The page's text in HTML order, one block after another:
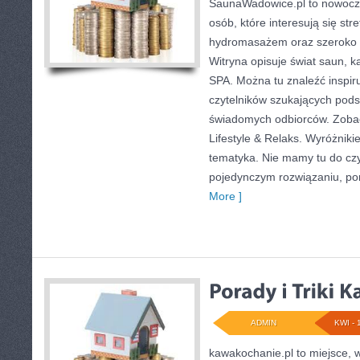
SaunaWadowice.pl to
osób, które interesują się
hydromasażem oraz
Witryna opisuje świat saun,
SPA. Można tu znaleźć
czytelników szukających
świadomych odbiorców.
Lifestyle & Relaks.
tematyka. Nie mamy tu do
pojedynczym rozwiązaniu,
More ]
KWI -
ADMIN
kawakochanie.pl to miejsce,